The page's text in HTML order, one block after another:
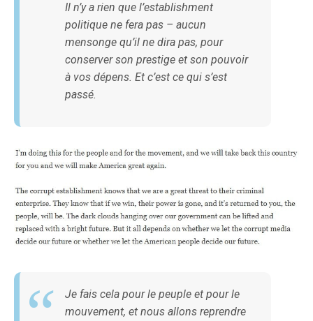
Il n’y a rien que l’establishment
politique ne fera pas – aucun
mensonge qu’il ne dira pas, pour
conserver son prestige et son pouvoir
à vos dépens. Et c’est ce qui s’est
passé.
Je fais cela pour le peuple et pour le
mouvement, et nous allons reprendre